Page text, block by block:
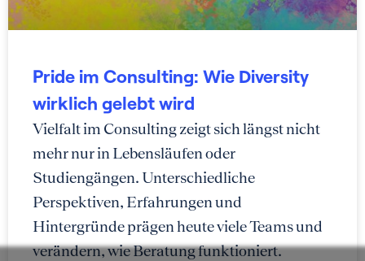
Pride im Consulting: Wie Diversity
wirklich gelebt wird
Vielfalt im Consulting zeigt sich längst nicht
mehr nur in Lebensläufen oder
Studiengängen. Unterschiedliche
Perspektiven, Erfahrungen und
Hintergründe prägen heute viele Teams und
verändern, wie Beratung funktioniert.